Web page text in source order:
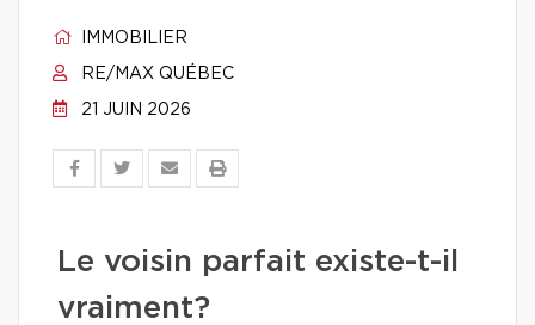
IMMOBILIER
RE/MAX QUÉBEC
21 JUIN 2026
Le voisin parfait existe-t-il
vraiment?